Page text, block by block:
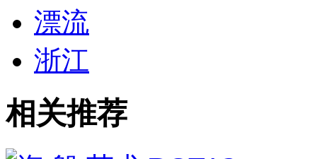
漂流
浙江
相关推荐